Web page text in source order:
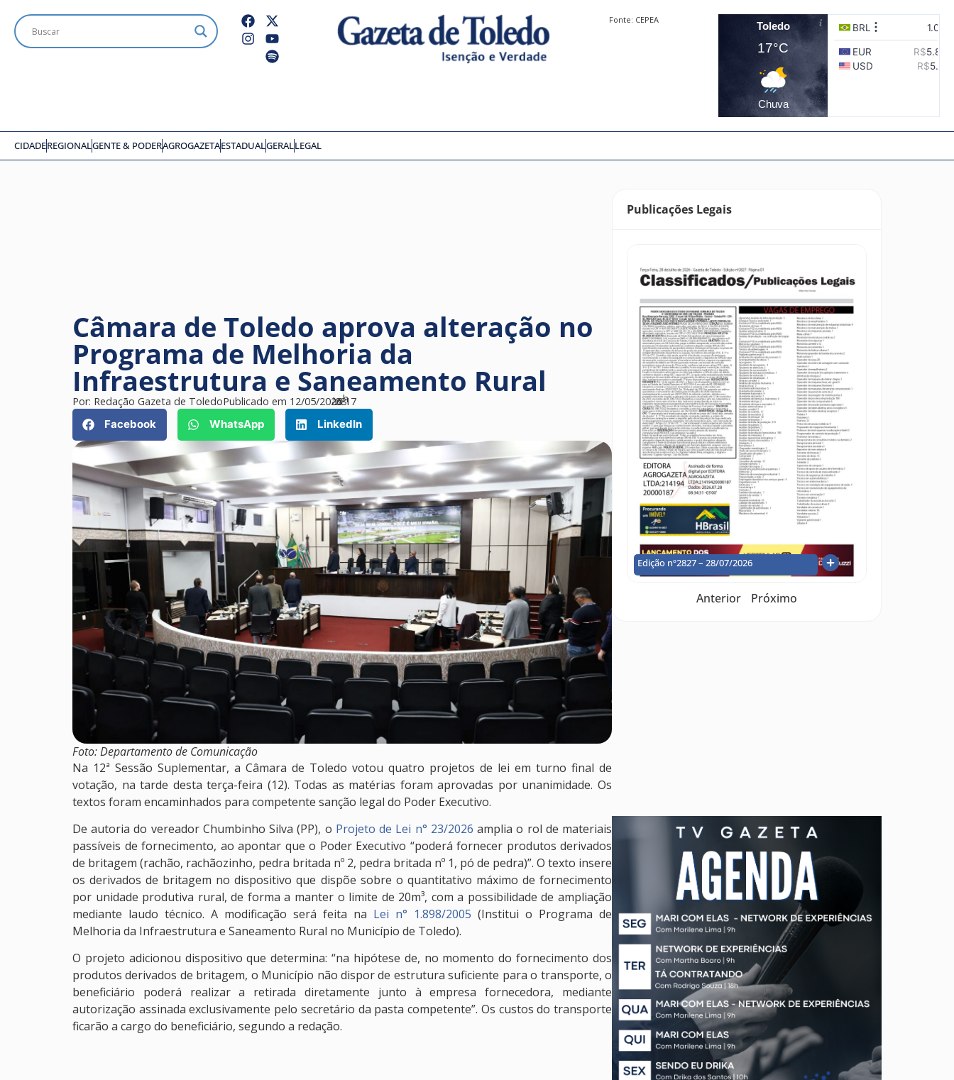
Fonte: CEPEA
Toledo
17°C
Chuva
CIDADEREGIONALGENTE & PODERAGROGAZETAESTADUALGERALLEGAL
Câmara de Toledo aprova alteração no
Programa de Melhoria da
Infraestrutura e Saneamento Rural
Por: Redação Gazeta de ToledoPublicado em 12/05/2026
às17
h
08
Facebook
WhatsApp LinkedIn
Foto: Departamento de Comunicação
Na 12ª Sessão Suplementar, a Câmara de Toledo votou quatro projetos de lei em turno final de
votação, na tarde desta terça-feira (12). Todas as matérias foram aprovadas por unanimidade. Os
textos foram encaminhados para competente sanção legal do Poder Executivo.
De autoria do vereador Chumbinho Silva (PP), o Projeto de Lei n° 23/2026 amplia o rol de materiais
passíveis de fornecimento, ao apontar que o Poder Executivo “poderá fornecer produtos derivados
de britagem (rachão, rachãozinho, pedra britada nº 2, pedra britada nº 1, pó de pedra)”. O texto insere
os derivados de britagem no dispositivo que dispõe sobre o quantitativo máximo de fornecimento
por unidade produtiva rural, de forma a manter o limite de 20m³, com a possibilidade de ampliação
mediante laudo técnico. A modificação será feita na Lei n° 1.898/2005 (Institui o Programa de
Melhoria da Infraestrutura e Saneamento Rural no Município de Toledo).
O projeto adicionou dispositivo que determina: “na hipótese de, no momento do fornecimento dos
produtos derivados de britagem, o Município não dispor de estrutura suficiente para o transporte, o
beneficiário poderá realizar a retirada diretamente junto à empresa fornecedora, mediante
autorização assinada exclusivamente pelo secretário da pasta competente”. Os custos do transporte
ficarão a cargo do beneficiário, segundo a redação.
Publicações Legais
Edição nº2827 – 28/07/2026
Anterior Próximo